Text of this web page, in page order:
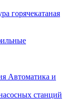
горячекатаная
Автоматика и